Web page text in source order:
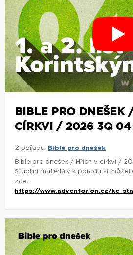
BIBLE PRO DNEŠEK
CÍRKVI / 2026 3Q 04
Z pořadu: Bible pro dnešek
Bible pro dnešek / Hřích v církvi /
Studijní materiály k pořadu si
zde:
https://www.adventorion.cz/ke-